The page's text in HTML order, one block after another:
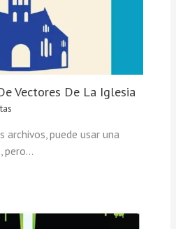
Vectores De La Iglesia
puede usar una
pero…